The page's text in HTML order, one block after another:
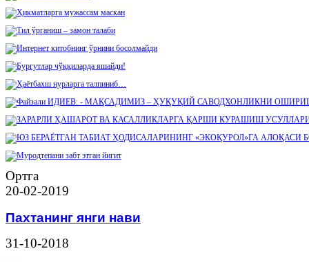
Ортга
20-02-2019
Пахтанинг янги нави
31-10-2018